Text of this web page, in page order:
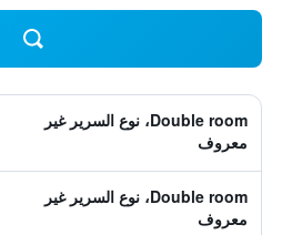
Double room، نوع السرير غير
معروف
Double room، نوع السرير غير
معروف